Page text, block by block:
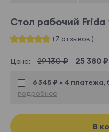
Стол рабочий Frida
(7 отзывов )
Цена: 29 130 ₽ 25 380 ₽
6 345 ₽ × 4 платежа,
подробнее
В